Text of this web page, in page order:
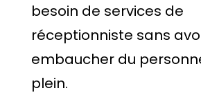
besoin de services de
réceptionniste sans
embaucher du
plein.